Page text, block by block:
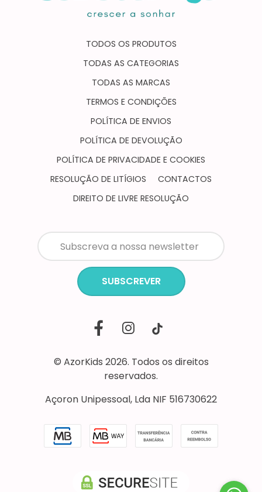
TODOS OS PRODUTOS
TODAS AS CATEGORIAS
TODAS AS MARCAS
TERMOS E CONDIÇÕES
POLÍTICA DE ENVIOS
POLÍTICA DE DEVOLUÇÃO
POLÍTICA DE PRIVACIDADE E COOKIES
RESOLUÇÃO DE LITÍGIOS
CONTACTOS
DIREITO DE LIVRE RESOLUÇÃO
SUBSCREVER
© AzorKids 2026. Todos os direitos
reservados.
Açoron Unipessoal, Lda NIF 516730622